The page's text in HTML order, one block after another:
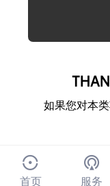
如果您对本
首页 服务